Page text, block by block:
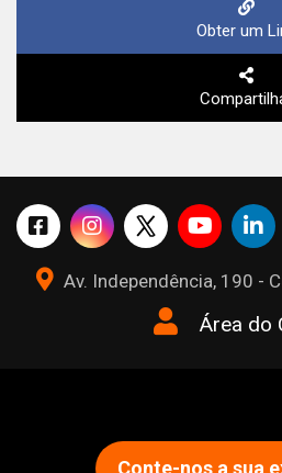
Obter um
Av. Independência, 190 -
Área do
Conte-nos a sua